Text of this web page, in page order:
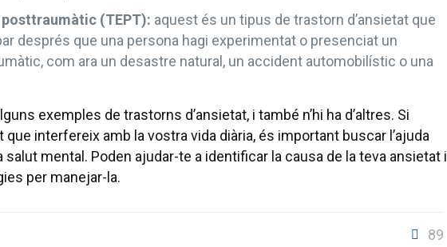
posttraumàtic (TEPT): aquest és un tipus de trastorn d’ansietat que
després que una persona hagi experimentat o presenciat un
com ara un desastre natural, un accident automobilístic o una
exemples de trastorns d’ansietat, i també n’hi ha d’altres. Si
interfereix amb la vostra vida diària, és important buscar l’ajuda
salut mental. Poden ajudar-te a identificar la causa de la teva ansietat i
per manejar-la.
89